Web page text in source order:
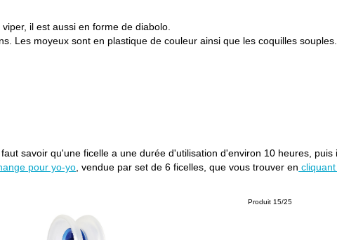
il est aussi en forme de diabolo.
Les moyeux sont en plastique de couleur ainsi que les coquilles
savoir qu'une ficelle a une durée d'utilisation d'environ 10 heures, puis
pour yo-yo , vendue par set de 6 ficelles, que vous trouver en
Produit 15/25